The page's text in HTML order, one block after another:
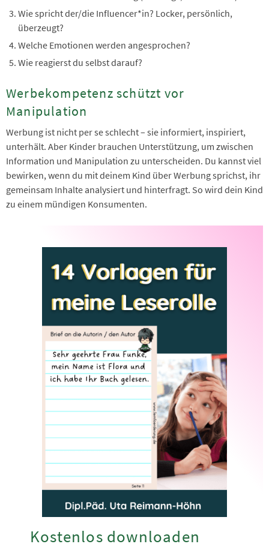
Wie spricht der/die Influencer*in? Locker, persönlich,
überzeugt?
Welche Emotionen werden angesprochen?
Wie reagierst du selbst darauf?
Werbekompetenz schützt vor
Manipulation
Werbung ist nicht per se schlecht – sie informiert, inspiriert,
unterhält. Aber Kinder brauchen Unterstützung, um zwischen
Information und Manipulation zu unterscheiden. Du kannst viel
bewirken, wenn du mit deinem Kind über Werbung sprichst, ihr
gemeinsam Inhalte analysiert und hinterfragt. So wird dein Kind
zu einem mündigen Konsumenten.
Kostenlos downloaden